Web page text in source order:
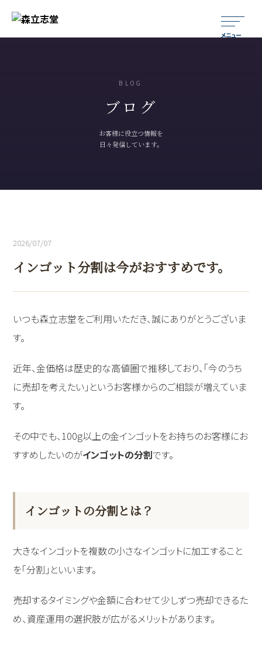
BLOG
ブログ
お客様に役立つ情報を
日々発信しています。
2026/07/07
インゴット分割は今がおすすめです。
いつも森立志堂をご利用いただき、誠にありがとうございま
す。
近年、金価格は歴史的な高値圏で推移しており、「今のうち
に売却を考えたい」というお客様からのご相談が増えていま
す。
その中でも、100g以上の金インゴットをお持ちのお客様にお
すすめしたいのがインゴットの分割です。
インゴットの分割とは？
大きなインゴットを複数の小さなインゴットに加工すること
を「分割」といいます。
売却するタイミングや金額に合わせて少しずつ売却できるた
め、資産運用の選択肢が広がるメリットがあります。